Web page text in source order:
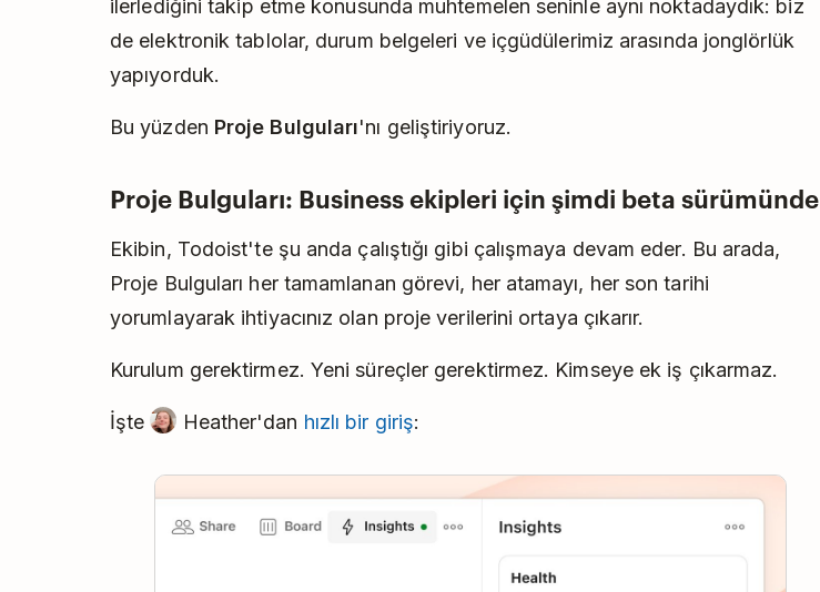
ilerlediğini takip etme konusunda muhtemelen seninle aynı noktadaydık: biz
de elektronik tablolar, durum belgeleri ve içgüdülerimiz arasında jonglörlük
yapıyorduk.
Bu yüzden Proje Bulguları'nı geliştiriyoruz.
Proje Bulguları: Business ekipleri için şimdi beta sürümünde
Ekibin, Todoist'te şu anda çalıştığı gibi çalışmaya devam eder. Bu arada,
Proje Bulguları her tamamlanan görevi, her atamayı, her son tarihi
yorumlayarak ihtiyacınız olan proje verilerini ortaya çıkarır.
Kurulum gerektirmez. Yeni süreçler gerektirmez. Kimseye ek iş çıkarmaz.
İşte Heather'dan hızlı bir giriş:
Play